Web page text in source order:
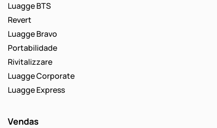
Luagge BTS
Revert
Luagge Bravo
Portabilidade
Rivitalizzare
Luagge Corporate
Luagge Express
Vendas